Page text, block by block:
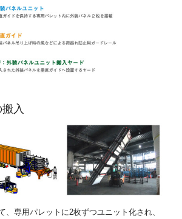
入
、専用パレットに2枚ずつユニット化され、